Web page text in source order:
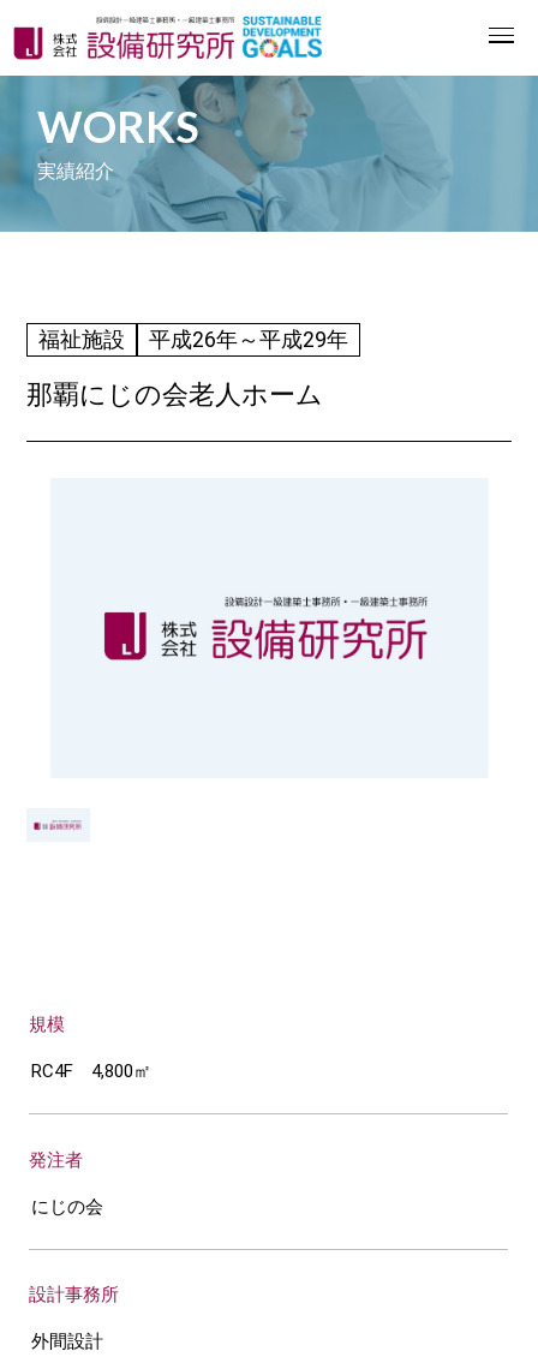
WORKS
実績紹介
那覇にじの会老人ホーム
福祉施設 平成26年～平成29年
規模
RC4F 4,800㎡
発注者
にじの会
設計事務所
外間設計